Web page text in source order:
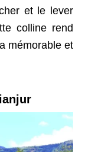
et le lever
colline rend
mémorable et